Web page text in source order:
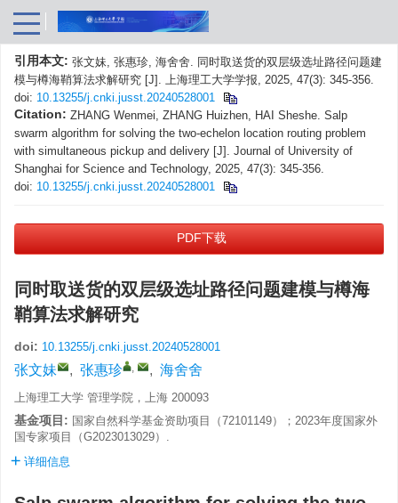
引用本文: 张文妹, 张惠珍, 海舍舍. 同时取送货的双层级选址路径问题建
模与樽海鞘算法求解研究 [J]. 上海理工大学学报, 2025, 47(3): 345-356.
doi: 10.13255/j.cnki.jusst.20240528001
Citation: ZHANG Wenmei, ZHANG Huizhen, HAI Sheshe. Salp
swarm algorithm for solving the two-echelon location routing problem
with simultaneous pickup and delivery [J]. Journal of University of
Shanghai for Science and Technology, 2025, 47(3): 345-356.
doi: 10.13255/j.cnki.jusst.20240528001
PDF下载
同时取送货的双层级选址路径问题建模与樽海
鞘算法求解研究
doi: 10.13255/j.cnki.jusst.20240528001
张文妹 , 张惠珍 , , 海舍舍
上海理工大学 管理学院，上海 200093
基金项目: 国家自然科学基金资助项目（72101149）；2023年度国家外
国专家项目（G2023013029）.
详细信息